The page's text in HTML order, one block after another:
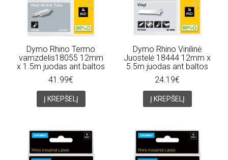
Dymo Rhino Termo
vamzdelis18055 12mm
x 1.5m juodas ant baltos
41.99€
Į KREPŠELĮ
Dymo Rhino Vinilinė
Juostelė 18444 12mm x
5.5m juodas ant baltos
24.19€
Į KREPŠELĮ